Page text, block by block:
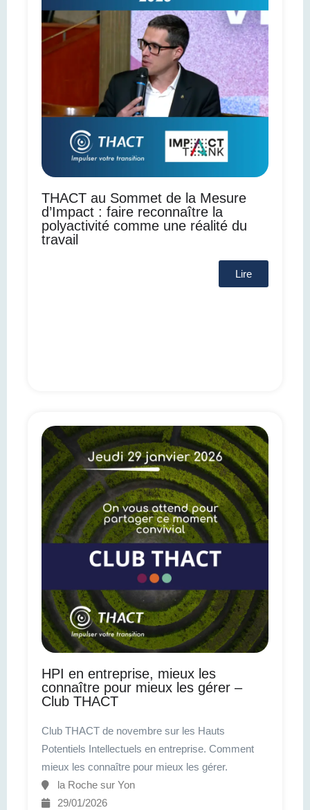
THACT au Sommet de la Mesure
d’Impact : faire reconnaître la
polyactivité comme une réalité du
travail
Lire
HPI en entreprise, mieux les
connaître pour mieux les gérer –
Club THACT
Club THACT de novembre sur les Hauts
Potentiels Intellectuels en entreprise. Comment
mieux les connaître pour mieux les gérer.
la Roche sur Yon
29/01/2026